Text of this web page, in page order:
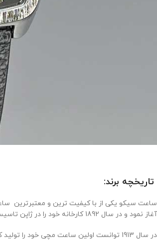
تاریخچه برند:
آغاز نمود و در سال 1892 کارخانه خود را در ژاپن تاسیس نمود و در آن زمان اولین ساعت دیواری خود را تولید کرد و در سال 1895 اولین ساعت جیبی خود را طراحی کرد.